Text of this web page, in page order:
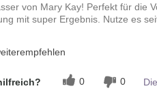
von Mary Kay! Perfekt für die
mit super Ergebnis. Nutze es seit
0 0